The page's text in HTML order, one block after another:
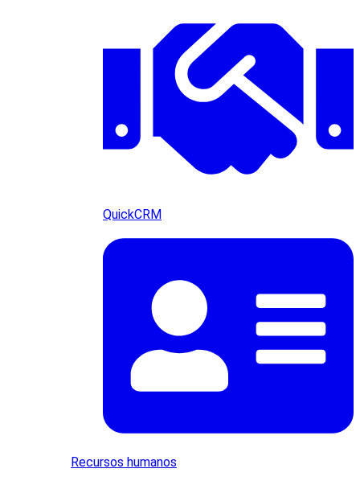
QuickCRM
Recursos humanos